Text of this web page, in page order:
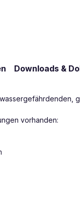
Downloads &
vorhanden: